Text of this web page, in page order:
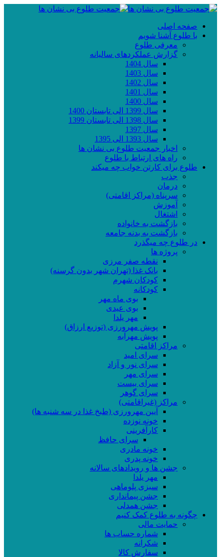
صفحه اصلی
با طلوع آشنا شویم
معرفی طلوع
گزارش عملکردهای سالیانه
سال 1404
سال 1403
سال 1402
سال 1401
سال 1400
سال 1399 الی تابستان 1400
سال 1398 الی تابستان 1399
سال 1397
سال 1393 الی 1395
اخبار جمعیت طلوع بی نشان ها
راه های ارتباط با طلوع
طلوع برای کارتن خواب چه میکند
جذب
درمان
سرپناه (مراکز اقامتی)
آموزش
اشتغال
بازگشت به خانواده
بازگشت به بدنه جامعه
در طلوع چه میگذرد
پروژه ها
نقطه صفر مرزی
بانک غذا (تهران شهر بدون گرسنه)
کودکان شهرم
کودکانه
بوی ماه مهر
بوی عیدی
مهر یلدا
پویش مهرورزی (توزیع ارزاق)
پویش مهرآبه
مراکز اقامتی
سرای امید
سرای نور و آزاد
سرای مهر
سرای بیست
سرای گوهر
مراکز (غیراقامتی)
آیین مهرورزی (طبخ غذا در سه شنبه ها)
خونه نوزده
کارآفرینی
سرای حافظ
خونه مادری
خونه پدری
جشن ها و رویدادهای سالانه
مهر یلدا
سبزی پلوماهی
جشن پیمانداری
جشن همدلی
چگونه به طلوع کمک کنیم
حمایت مالی
شماره حساب ها
شکرانه
سفارش کالا